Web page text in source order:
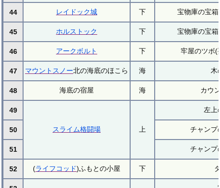
44 レイドック城 下 宝物庫の宝
45 ホルストック 下 宝物庫の宝
46 アークボルト 下 牢屋のツボ(
47 マウントスノー北の海底のほこら 海 木
48 海底の宿屋 海 カウ
49
スライム格闘場 上
左上
50 チャンプ
51 チャンプ
52 (ライフコッド)ふもとの小屋 下